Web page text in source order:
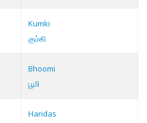
Kumki
கும்கி
Bhoomi
பூமி
Haridas